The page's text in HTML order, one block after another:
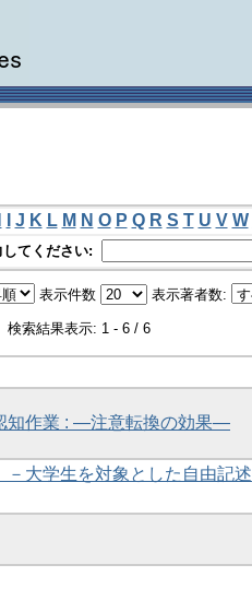
J K L M N O P Q R S T U V W
てください:
表示件数 表示著者数:
検索結果表示: 1 - 6 / 6
知作業 : ―注意転換の効果―
大学生を対象とした自由記述